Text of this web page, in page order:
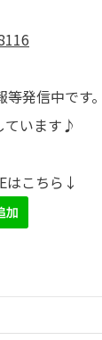
発信中です。
ています♪
はこちら↓